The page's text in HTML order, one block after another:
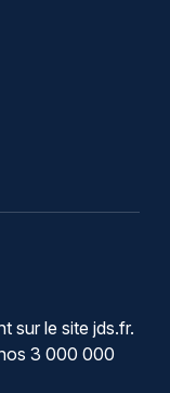
sur le site jds.fr.
3 000 000